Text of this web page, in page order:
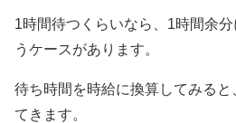
1時間待つくらいなら、1時間余
うケースがあります。
待ち時間を時給に換算してみると
てきます。